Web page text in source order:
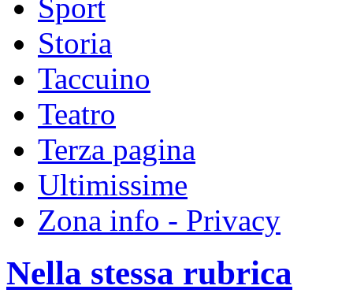
Sport
Storia
Taccuino
Teatro
Terza pagina
Ultimissime
Zona info - Privacy
Nella stessa rubrica